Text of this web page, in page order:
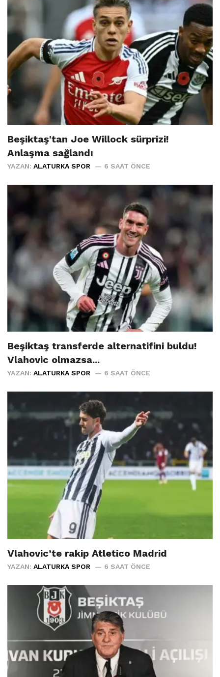
Beşiktaş'tan Joe Willock sürprizi!
Anlaşma sağlandı
YAZAN: ALATURKA SPOR 6 SAAT ÖNCE
Beşiktaş transferde alternatifini buldu!
Vlahovic olmazsa...
YAZAN: ALATURKA SPOR 6 SAAT ÖNCE
Vlahovic’te rakip Atletico Madrid
YAZAN: ALATURKA SPOR 6 SAAT ÖNCE